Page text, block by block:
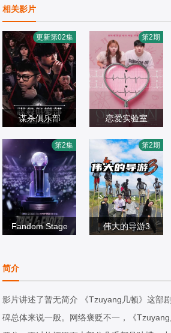
相关影片
谋杀俱乐部
杋圭
日韩综艺
2026/韩国
更新第02集
恋爱实验室
日韩综艺
2026/韩国
第2期
Fandom Stage
日韩综艺
2026/韩国
第2集
伟大的导游3
俊,崔效定,李施优
2026/韩国
第2期
简介
影片讲述了暂无简介 《Tzuyang几顿》这部
碑总体来说一般。网络褒贬不一，《